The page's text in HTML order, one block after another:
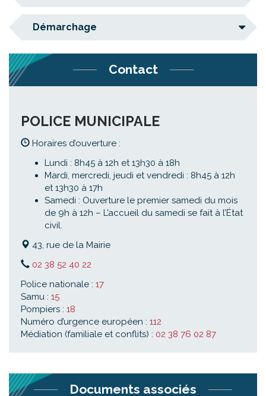
Démarchage
Contact
POLICE MUNICIPALE
Horaires d’ouverture :
Lundi : 8h45 à 12h et 13h30 à 18h
Mardi, mercredi, jeudi et vendredi : 8h45 à 12h
et 13h30 à 17h
Samedi : Ouverture le premier samedi du mois
de 9h à 12h – L’accueil du samedi se fait à l’État
civil.
43, rue de la Mairie
02 38 52 40 22
Police nationale : 17
Samu : 15
Pompiers : 18
Numéro d’urgence européen : 112
Médiation (familiale et conflits) : 02 38 76 02 87
Documents associés